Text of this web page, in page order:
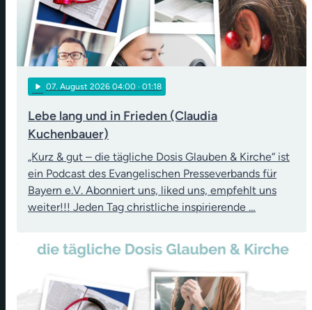
play_arrow 07. August 2026 04:00 · 01:18
Lebe lang und in Frieden (Claudia
Kuchenbauer)
„Kurz & gut – die tägliche Dosis Glauben & Kirche“ ist
ein Podcast des Evangelischen Presseverbands für
Bayern e.V. Abonniert uns, liked uns, empfehlt uns
weiter!!! Jeden Tag christliche inspirierende …